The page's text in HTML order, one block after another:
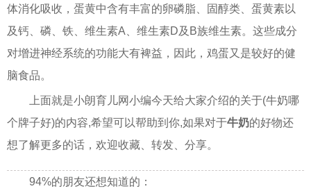
体消化吸收，蛋黄中含有丰富的卵磷脂、固醇类、蛋黄素以
及钙、磷、铁、维生素A、维生素D及B族维生素。这些成分
对增进神经系统的功能大有裨益，因此，鸡蛋又是较好的健
脑食品。
上面就是小朗育儿网小编今天给大家介绍的关于(牛奶哪
个牌子好)的内容,希望可以帮助到你,如果对于牛奶的好物还
想了解更多的话，欢迎收藏、转发、分享。
94%的朋友还想知道的：